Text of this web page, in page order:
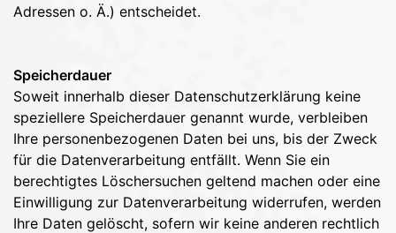
Adressen o. Ä.) entscheidet.
Speicherdauer
Soweit innerhalb dieser Datenschutzerklärung keine
speziellere Speicherdauer genannt wurde, verbleiben
Ihre personenbezogenen Daten bei uns, bis der Zweck
für die Datenverarbeitung entfällt. Wenn Sie ein
berechtigtes Löschersuchen geltend machen oder eine
Einwilligung zur Datenverarbeitung widerrufen, werden
Ihre Daten gelöscht, sofern wir keine anderen rechtlich